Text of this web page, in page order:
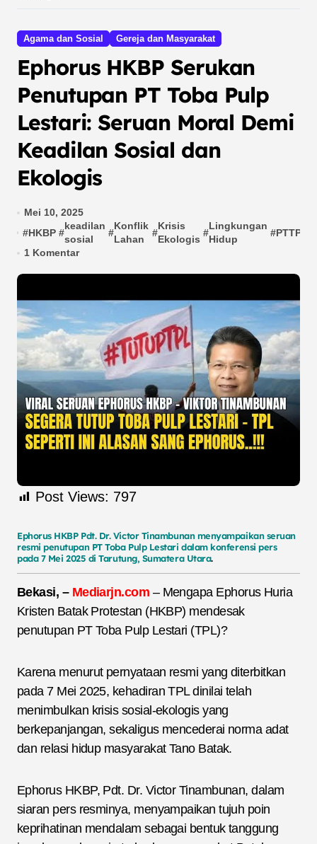
Agama dan Sosial Gereja dan Masyarakat
Ephorus HKBP Serukan
Penutupan PT Toba Pulp
Lestari: Seruan Moral Demi
Keadilan Sosial dan
Ekologis
Mei 10, 2025
#HKBP #
keadilan
sosial
#
Konflik
Lahan
#
Krisis
Ekologis
#
Lingkungan
Hidup
#PTTPL
1 Komentar
Post Views: 797
Ephorus HKBP Pdt. Dr. Victor Tinambunan menyampaikan seruan
resmi penutupan PT Toba Pulp Lestari dalam konferensi pers
pada 7 Mei 2025 di Tarutung, Sumatera Utara.
Bekasi, – Mediarjn.com – Mengapa Ephorus Huria
Kristen Batak Protestan (HKBP) mendesak
penutupan PT Toba Pulp Lestari (TPL)?
Karena menurut pernyataan resmi yang diterbitkan
pada 7 Mei 2025, kehadiran TPL dinilai telah
menimbulkan krisis sosial-ekologis yang
berkepanjangan, sekaligus mencederai norma adat
dan relasi hidup masyarakat Tano Batak.
Ephorus HKBP, Pdt. Dr. Victor Tinambunan, dalam
siaran pers resminya, menyampaikan tujuh poin
keprihatinan mendalam sebagai bentuk tanggung